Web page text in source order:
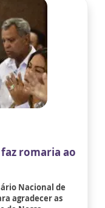
faz romaria ao
Nacional de
agradecer as